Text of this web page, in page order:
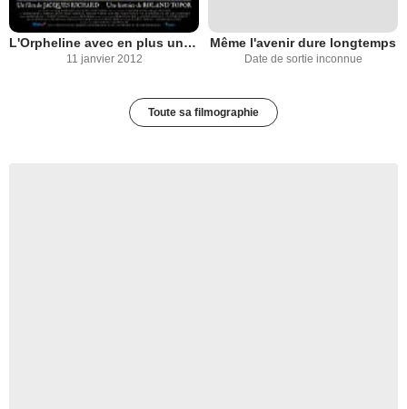
L'Orpheline avec en plus un bras en moins
11 janvier 2012
Même l'avenir dure longtemps
Date de sortie inconnue
Toute sa filmographie